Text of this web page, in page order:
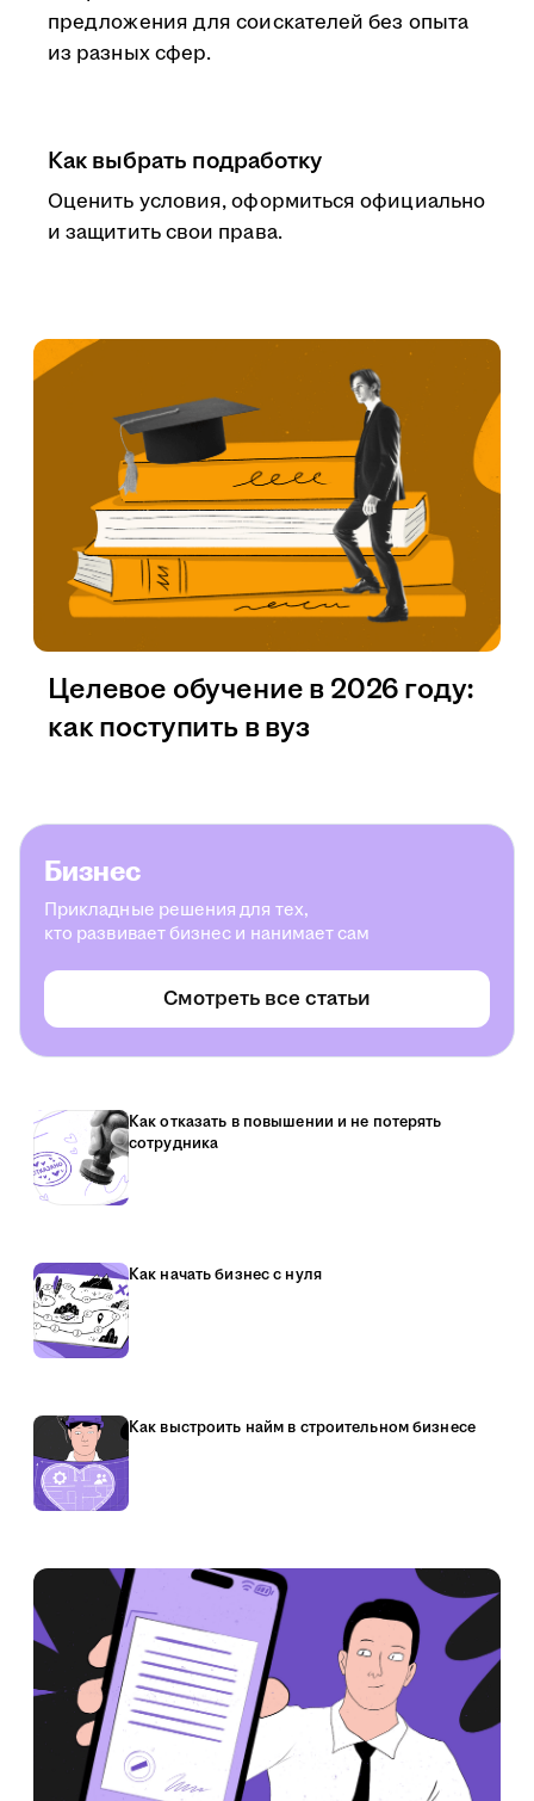
предложения для соискателей без опыта
из разных сфер.
Как выбрать подработку
Оценить условия, оформиться официально
и защитить свои права.
Целевое обучение в 2026 году:
как поступить в вуз
Бизнес
Прикладные решения для тех,
кто развивает бизнес и нанимает сам
Смотреть все статьи
Как отказать в повышении и не потерять
сотрудника
Как начать бизнес с нуля
Как выстроить найм в строительном бизнесе